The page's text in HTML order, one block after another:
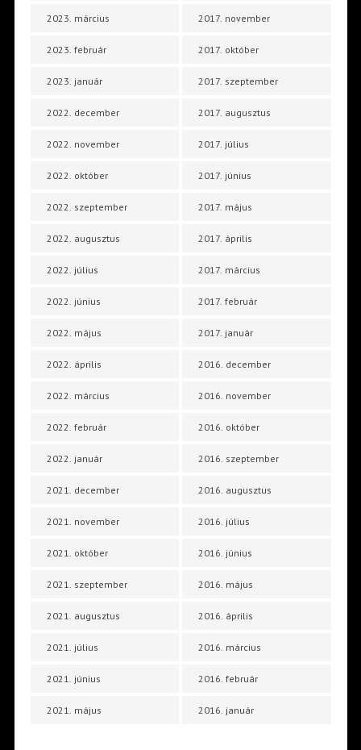
2023. március
2023. február
2023. január
2022. december
2022. november
2022. október
2022. szeptember
2022. augusztus
2022. július
2022. június
2022. május
2022. április
2022. március
2022. február
2022. január
2021. december
2021. november
2021. október
2021. szeptember
2021. augusztus
2021. július
2021. június
2021. május
2017. november
2017. október
2017. szeptember
2017. augusztus
2017. július
2017. június
2017. május
2017. április
2017. március
2017. február
2017. január
2016. december
2016. november
2016. október
2016. szeptember
2016. augusztus
2016. július
2016. június
2016. május
2016. április
2016. március
2016. február
2016. január